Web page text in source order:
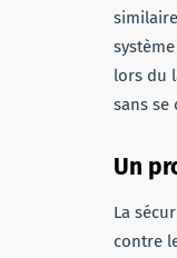
lors du
sans se
Un
La
contre